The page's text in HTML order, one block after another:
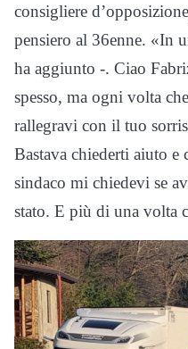
consigliere
pensiero al 36enne. «In
ha aggiunto -. Ciao
spesso, ma ogni volta
rallegravi con il tuo
Bastava chiederti aiuto e
sindaco mi chiedevi se
stato. E più di una volta